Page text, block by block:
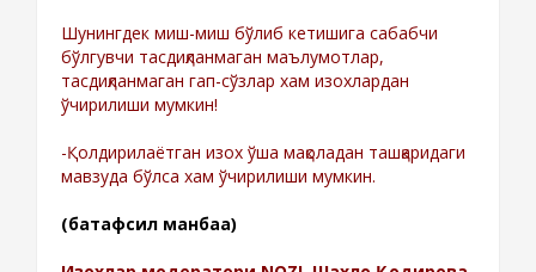
Шунингдек миш-миш бўлиб кетишига сабабчи
бўлгувчи тасдиқланмаган маълумотлар,
тасдиқланмаган гап-сўзлар хам изохлардан
ўчирилиши мумкин!
-Қолдирилаётган изох ўша мақоладан ташқаридаги
мавзуда бўлса хам ўчирилиши мумкин.
(батафсил манбаа)